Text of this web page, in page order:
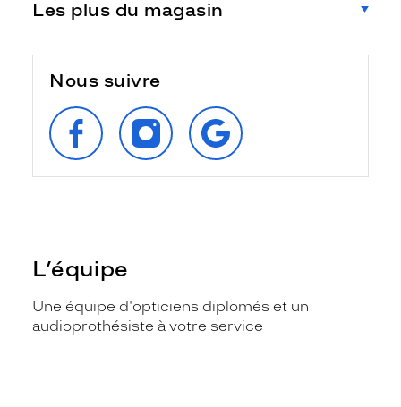
Les plus du magasin
Nous suivre
SUIVEZ‑NOUS
SUR
FACEBOOK
SUIVEZ‑NOUS
SUR
INSTAGRAM
RETROUVEZ‑NOUS
SUR
GOOGLE
L’équipe
Une équipe d'opticiens diplomés et un
audioprothésiste à votre service